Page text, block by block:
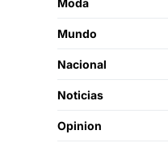
Moda
Mundo
Nacional
Noticias
Opinion